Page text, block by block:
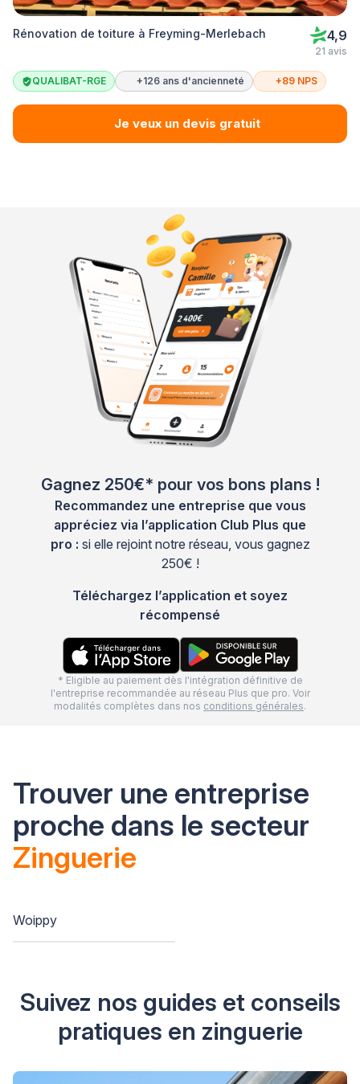
Rénovation de toiture à Freyming-Merlebach 4,9
21 avis
QUALIBAT-RGE +126 ans d'ancienneté +89 NPS
Je veux un devis gratuit
Gagnez 250€* pour vos bons plans !
Recommandez une entreprise que vous
appréciez via l’application Club Plus que
pro : si elle rejoint notre réseau, vous gagnez
250€ !
Téléchargez l’application et soyez
récompensé
* Eligible au paiement dès l'intégration définitive de
l'entreprise recommandée au réseau Plus que pro. Voir
modalités complètes dans nos conditions générales.
Trouver une entreprise
proche dans le secteur
Zinguerie
Woippy
Suivez nos guides et conseils
pratiques en zinguerie